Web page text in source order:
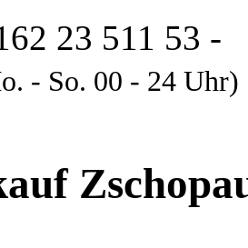
23 511 53 -
- So. 00 - 24 Uhr)